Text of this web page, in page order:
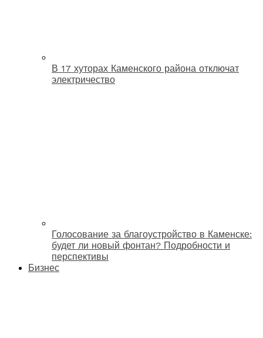
В 17 хуторах Каменского района отключат
электричество
Голосование за благоустройство в Каменске:
будет ли новый фонтан? Подробности и
перспективы
Бизнес